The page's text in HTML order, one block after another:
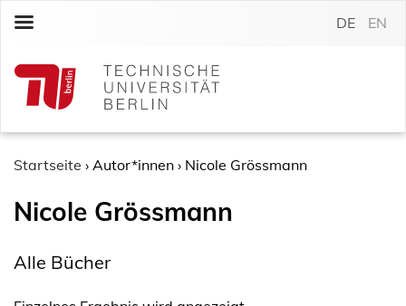
c
DE EN
Startseite › Autor*innen › Nicole Grössmann
Nicole Grössmann
Alle Bücher